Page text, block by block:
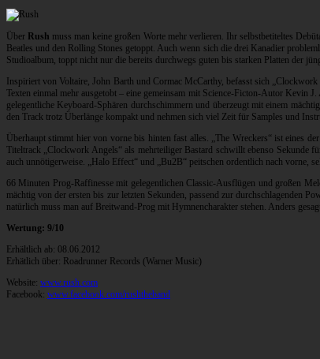
Über Rush muss man keine großen Worte mehr verlieren. Ihr selbstbetiteltes
Beatles und den Rolling Stones getoppt. Auch wenn sich die drei Kanadier
Studioalbum, toppt nicht nur die bereits durchwegs guten bis starken Platten der
Inspiriert von Voltaire, John Barth und Cormac McCarthy, befasst sich
Texten einmal mehr ausgetobt – eine gemeinsam mit Science-Ficton-Autor Kevin
gelegentliche Keyboard-Sphären durchschimmern und überzeugt mit einem
den Track trotz Überlänge kompakt und nehmen sich viel Zeit für Samples und
Überhaupt stimmt hier von vorne bis hinten fast alles. „The Wreckers“ ist eines
Titeltrack „Clockwork Angels“ als mehrteiliger Bastard schwillt ebenso Sekunde
auch unnötigerweise. „Halo Effect“ und „Bu2B“ peitschen ordentlich nach vorne,
66 Minuten Prog-Raffinesse mit gelegentlichen Classic-Ausflügen und großen
mächtig von der ersten bis zur letzten Sekunden, passend zur durchschlagenden
natürlich muss man auf Breitwand-Prog mit Hymnencharakter stehen. Anders
Wertung: 9/10
Erhältlich ab: 08.06.2012
Erhätlich über: Roadrunner Records (Warner Music)
Website: www.rush.com
Facebook: www.facebook.com/rushtheband